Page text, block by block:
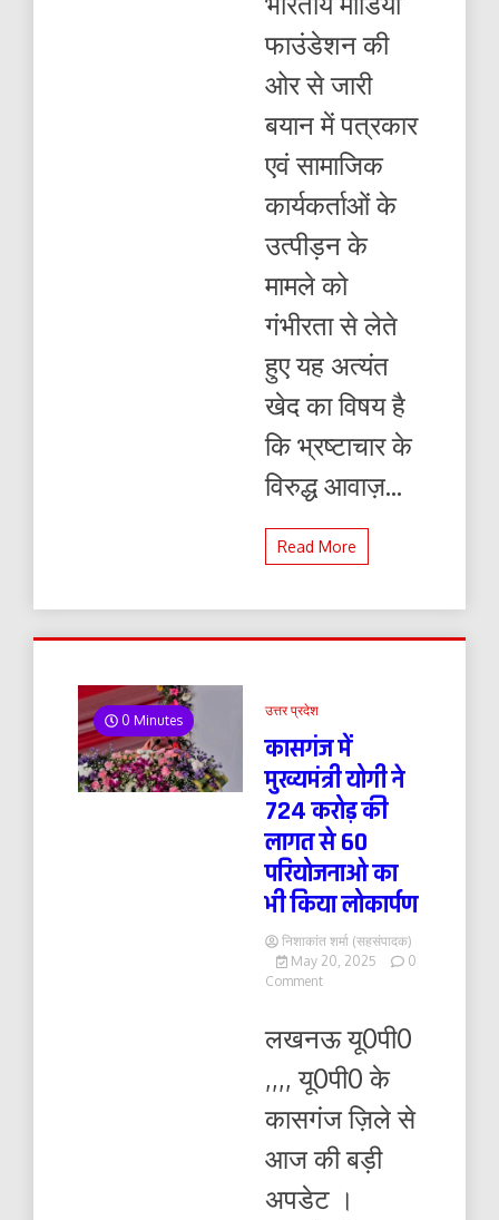
चेतावनी:पत्रकारों
सामाजिक
का
दमन
बंद
फाउंडेशन की
ओर से जारी
बयान में पत्रकार
एवं सामाजिक
कार्यकर्ताओं के
उत्पीड़न के
मामले को
गंभीरता से लेते
हुए यह अत्यंत
खेद का विषय है
कि भ्रष्टाचार के
विरुद्ध आवाज़...
Read More
0 Minutes
उत्तर प्रदेश
कासगंज में
मुख्यमंत्री योगी ने
724 करोड़ की
लागत से 60
परियोजनाओ का
भी किया लोकार्पण
निशाकांत शर्मा (सहसंपादक)
May 20, 2025
0
Commenton
मुख्यमंत्री
ने
करोड़
लागत
60
लखनऊ यू0पी0
,,,, यू0पी0 के
कासगंज ज़िले से
आज की बड़ी
अपडेट ।